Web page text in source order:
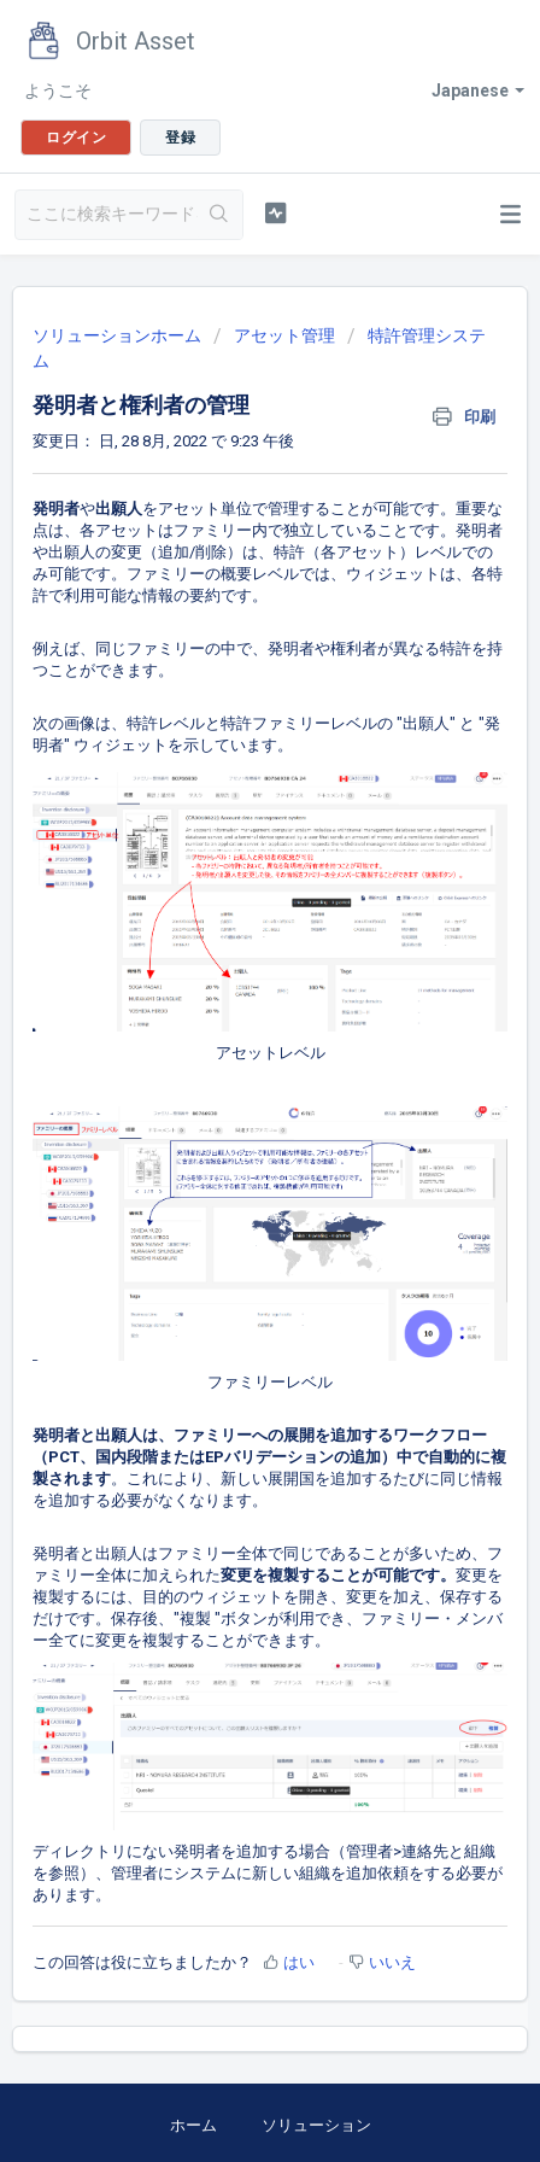
Orbit Asset
Japanese
ようこそ
ログイン 登録
ソリューションホーム アセット管理
特許管理システ
ム
発明者と権利者の管理
印刷
変更日： 日, 28 8月, 2022 で 9:23 午後
発明者や出願人をアセット単位で管理することが可能です。重要な
点は、各アセットはファミリー内で独立していることです。発明者
や出願人の変更（追加/削除）は、特許（各アセット）レベルでの
み可能です。ファミリーの概要レベルでは、ウィジェットは、各特
許で利用可能な情報の要約です。
例えば、同じファミリーの中で、発明者や権利者が異なる特許を持
つことができます。
次の画像は、特許レベルと特許ファミリーレベルの "出願人" と "発
明者" ウィジェットを示しています。
アセットレベル
ファミリーレベル
発明者と出願人は、ファミリーへの展開を追加するワークフロー
（PCT、国内段階またはEPバリデーションの追加）中で自動的に複
製されます。これにより、新しい展開国を追加するたびに同じ情報
を追加する必要がなくなります。
発明者と出願人はファミリー全体で同じであることが多いため、フ
ァミリー全体に加えられた変更を複製することが可能です。 変更を
複製するには、目的のウィジェットを開き、変更を加え、保存する
だけです。保存後、"複製 "ボタンが利用でき、ファミリー・メンバ
ー全てに変更を複製することができます。
ディレクトリにない発明者を追加する場合（管理者>連絡先と組織
を参照）、管理者にシステムに新しい組織を追加依頼をする必要が
あります。
この回答は役に立ちましたか？ はい いいえ
ホーム ソリューション